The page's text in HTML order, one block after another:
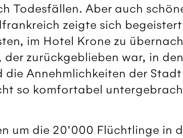
Todesfällen. Aber auch
zeigte sich
im Hotel Krone zu
der zurückgeblieben war, in
die Annehmlichkeiten der
so komfortabel
um die 20'000 Flüchtlinge in